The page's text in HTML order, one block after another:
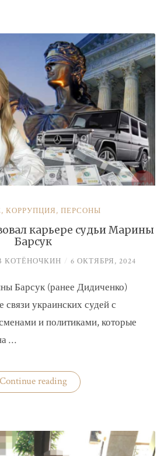
покупает»
, КОРРУПЦИЯ, ПЕРСОНЫ
карьере судьи Марины
Барсук
КОТЁНОЧКИН / 6 ОКТЯБРЯ, 2024
Барсук (ранее Дидиченко)
связи украинских судей с
и политиками, которые
…
Continue reading«Кто
поспособствовал
Барсук»